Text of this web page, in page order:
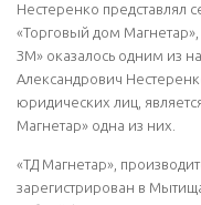
Нестеренко представлял
«Торговый дом
ЗМ» оказалось одним из
Александрович
юридических лиц,
Магнетар» одна из них.
«ТД Магнетар»,
зарегистрирован в